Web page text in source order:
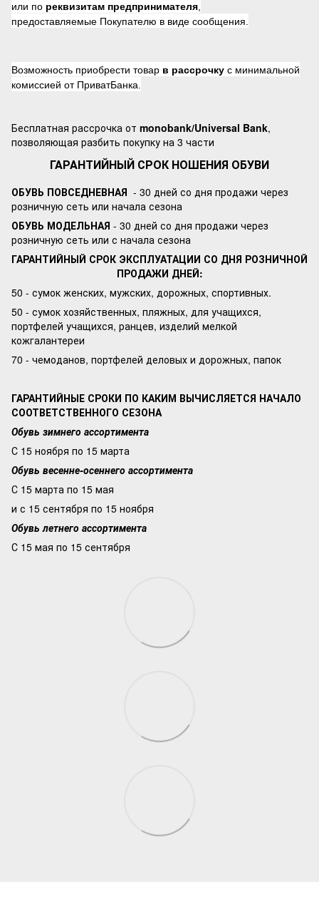
или по реквизитам предпринимателя
предоставляемые Покупателю в виде сообщения.
Возможность приобрести товар в рассрочку с минимальной
комиссией от ПриватБанка.
Бесплатная рассрочка от monobank/Universal Bank,
позволяющая разбить покупку на 3 части
ГАРАНТИЙНЫЙ СРОК НОШЕНИЯ ОБУВИ
ОБУВЬ ПОВСЕДНЕВНАЯ - 30 дней со дня продажи через
розничную сеть или начала сезона
ОБУВЬ МОДЕЛЬНАЯ - 30 дней со дня продажи через
розничную сеть или с начала сезона
ГАРАНТИЙНЫЙ СРОК ЭКСПЛУАТАЦИИ СО ДНЯ РОЗНИЧНОЙ
ПРОДАЖИ ДНЕЙ:
50 - сумок женских, мужских, дорожных, спортивных.
50 - сумок хозяйственных, пляжных, для учащихся,
портфелей учащихся, ранцев, изделий мелкой
кожгалантереи
70 - чемоданов, портфелей деловых и дорожных, папок
ГАРАНТИЙНЫЕ СРОКИ ПО КАКИМ ВЫЧИСЛЯЕТСЯ НАЧАЛО
СООТВЕТСТВЕННОГО СЕЗОНА
Обувь зимнего ассортимента
С 15 ноября по 15 марта
Обувь весенне-осеннего ассортимента
С 15 марта по 15 мая
и с 15 сентября по 15 ноября
Обувь летнего ассортимента
С 15 мая по 15 сентября